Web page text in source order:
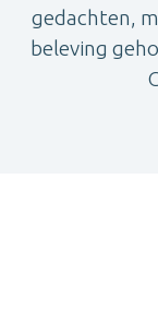
gedachten,
beleving